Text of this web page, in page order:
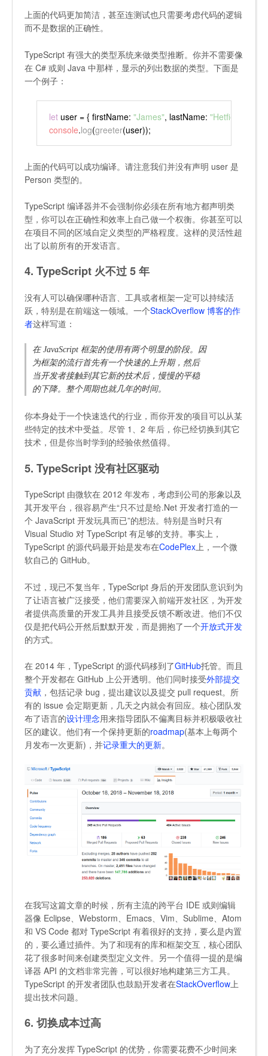
上面的代码更加简洁，甚至连测试也只需要考虑代码的逻辑
而不是数据的正确性。
TypeScript 有强大的类型系统来做类型推断。你并不需要像
在 C# 或则 Java 中那样，显示的列出数据的类型。下面是
一个例子：
let user = { firstName: "James", lastName: "Hetfield"
console.log(greeter(user));
上面的代码可以成功编译。请注意我们并没有声明 user 是
Person 类型的。
TypeScript 编译器并不会强制你必须在所有地方都声明类
型，你可以在正确性和效率上自己做一个权衡。你甚至可以
在项目不同的区域自定义类型的严格程度。这样的灵活性超
出了以前所有的开发语言。
4. TypeScript 火不过 5 年
没有人可以确保哪种语言、工具或者框架一定可以持续活
跃，特别是在前端这一领域。一个StackOverflow 博客的作
者这样写道：
在 JavaScript 框架的使用有两个明显的阶段。因
为框架的流行首先有一个快速的上升期，然后
当开发者接触到其它新的技术后，慢慢的平稳
的下降。整个周期也就几年的时间。
你本身处于一个快速迭代的行业，而你开发的项目可以从某
些特定的技术中受益。尽管 1、2 年后，你已经切换到其它
技术，但是你当时学到的经验依然值得。
5. TypeScript 没有社区驱动
TypeScript 由微软在 2012 年发布，考虑到公司的形象以及
其开发平台，很容易产生“只不过是给.Net 开发者打造的一
个 JavaScript 开发玩具而已”的想法。特别是当时只有
Visual Studio 对 TypeScript 有足够的支持。事实上，
TypeScript 的源代码最开始是发布在CodePlex上，一个微
软自己的 GitHub。
不过，现已不复当年，TypeScript 身后的开发团队意识到为
了让语言被广泛接受，他们需要深入前端开发社区，为开发
者提供高质量的开发工具并且接受反馈不断改进。他们不仅
仅是把代码公开然后默默开发，而是拥抱了一个开放式开发
的方式。
在 2014 年，TypeScript 的源代码移到了GitHub托管。而且
整个开发都在 GitHub 上公开透明。他们同时接受外部提交
贡献 ，包括记录 bug，提出建议以及提交 pull request。所
有的 issue 会定期更新，几天之内就会有回应。核心团队发
布了语言的设计理念用来指导团队不偏离目标并积极吸收社
区的建议。他们有一个保持更新的roadmap(基本上每两个
月发布一次更新)，并记录重大的更新。
在我写这篇文章的时候，所有主流的跨平台 IDE 或则编辑
器像 Eclipse、Webstorm、Emacs、Vim、Sublime、Atom
和 VS Code 都对 TypeScript 有着很好的支持，要么是内置
的，要么通过插件。为了和现有的库和框架交互，核心团队
花了很多时间来创建类型定义文件。另一个值得一提的是编
译器 API 的文档非常完善，可以很好地构建第三方工具。
TypeScript 的开发者团队也鼓励开发者在StackOverflow上
提出技术问题。
6. 切换成本过高
为了充分发挥 TypeScript 的优势，你需要花费不少时间来